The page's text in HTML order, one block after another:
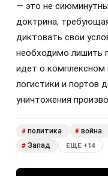
— это не
доктрина,
диктовать свои
необходимо лишить
идет о комплексном
логистики и портов
уничтожения
# политика # война
# Запад ЕЩЕ +14